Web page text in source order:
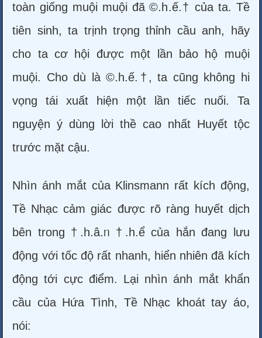
toàn giống muội muội đã ©.h.ế.† của ta. Tề
tiên sinh, ta trịnh trọng thỉnh cầu anh, hãy
cho ta cơ hội được một lần bảo hộ muội
muội. Cho dù là ©.h.ế.†, ta cũng không hi
vọng tái xuất hiện một lần tiếc nuối. Ta
nguyện ý dùng lời thề cao nhất Huyết tộc
trước mặt cậu.
Nhìn ánh mắt của Klinsmann rất kích động,
Tề Nhạc cảm giác được rõ ràng huyết dịch
bên trong †.h.â.ᥒ †.h.ể của hắn đang lưu
động với tốc độ rất nhanh, hiển nhiên đã kích
động tới cực điểm. Lại nhìn ánh mắt khẩn
cầu của Hứa Tình, Tề Nhạc khoát tay áo,
nói: